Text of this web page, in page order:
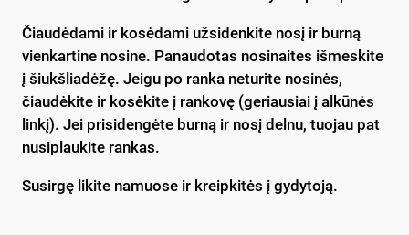
Čiaudėdami ir kosėdami užsidenkite nosį ir burną
vienkartine nosine. Panaudotas nosinaites išmeskite
į šiukšliadėžę. Jeigu po ranka neturite nosinės,
čiaudėkite ir kosėkite į rankovę (geriausiai į alkūnės
linkį). Jei prisidengėte burną ir nosį delnu, tuojau pat
nusiplaukite rankas.
Susirgę likite namuose ir kreipkitės į gydytoją.